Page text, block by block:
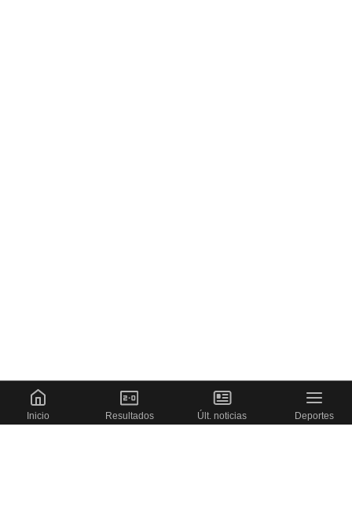
Inicio Resultados Últ. noticias Deportes